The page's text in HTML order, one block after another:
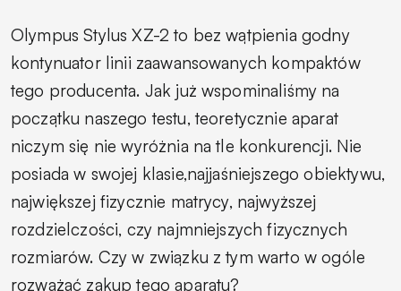
Olympus Stylus XZ-2 to bez wątpienia godny
kontynuator linii zaawansowanych kompaktów
tego producenta. Jak już wspominaliśmy na
początku naszego testu, teoretycznie aparat
niczym się nie wyróżnia na tle konkurencji. Nie
posiada w swojej klasie,najjaśniejszego obiektywu,
największej fizycznie matrycy, najwyższej
rozdzielczości, czy najmniejszych fizycznych
rozmiarów. Czy w związku z tym warto w ogóle
rozważać zakup tego aparatu?